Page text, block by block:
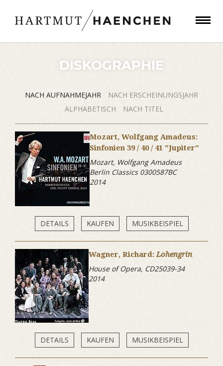
DISKOGRAPHIE
NACH AUFNAHMEJAHR
NACH ERSCHEINUNGSJAHR
ALPHABETISCH
NACH TITEL
Mozart, Wolfgang Amadeus:
Sinfonien 39 / 40 / 41 "Jupiter"
Mozart, Wolfgang Amadeus
Berlin Classics 0300587BC
2014
DETAILS KAUFEN MUSIKBEISPIEL
Wagner, Richard:Lohengrin
House of Opera, CD25039-34
2014
DETAILS KAUFEN MUSIKBEISPIEL